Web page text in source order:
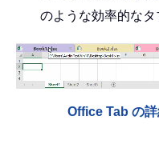
のような効率的なタ
Office Tab の詳